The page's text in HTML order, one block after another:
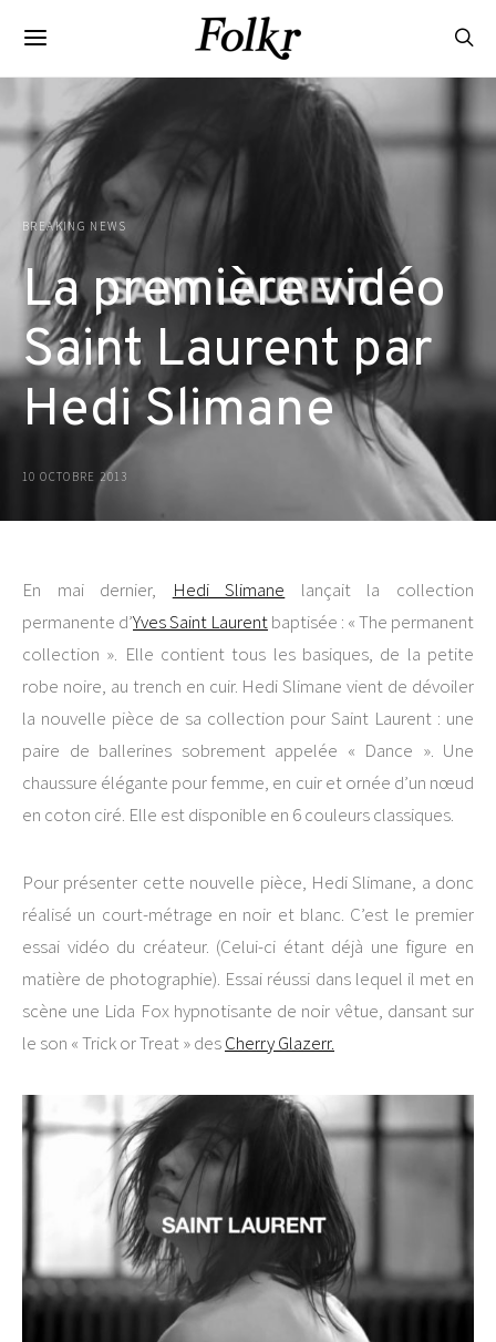
BREAKING NEWS
La première vidéo
Saint Laurent par
Hedi Slimane
10 OCTOBRE 2013
En mai dernier, Hedi Slimane lançait la collection
permanente d’Yves Saint Laurentbaptisée : « The permanent
collection ». Elle contient tous les basiques, de la petite
robe noire, au trench en cuir. Hedi Slimane vient de dévoiler
la nouvelle pièce de sa collection pour Saint Laurent : une
paire de ballerines sobrement appelée « Dance ». Une
chaussure élégante pour femme, en cuir et ornée d’un nœud
en coton ciré. Elle est disponible en 6 couleurs classiques.
Pour présenter cette nouvelle pièce, Hedi Slimane, a donc
réalisé un court-métrage en noir et blanc. C’est le premier
essai vidéo du créateur. (Celui-ci étant déjà une figure en
matière de photographie). Essai réussi dans lequel il met en
scène une Lida Fox hypnotisante de noir vêtue, dansant sur
le son « Trick or Treat » desCherry Glazerr.